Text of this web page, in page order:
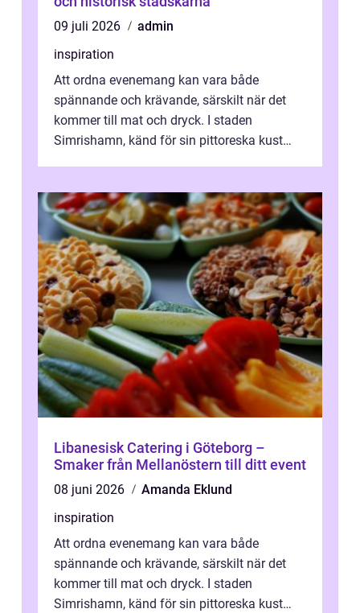
09 juli 2026
admin
inspiration
Att ordna evenemang kan vara både
spännande och krävande, särskilt när det
kommer till mat och dryck. I staden
Simrishamn, känd för sin pittoreska kust
Libanesisk Catering i Göteborg –
Smaker från Mellanöstern till ditt event
08 juni 2026
Amanda Eklund
inspiration
Att ordna evenemang kan vara både
spännande och krävande, särskilt när det
kommer till mat och dryck. I staden
Simrishamn, känd för sin pittoreska kust